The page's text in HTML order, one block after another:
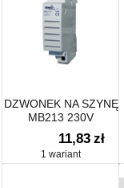
DZWONEK NA SZYNĘ
MB213 230V
11,83 zł
1 wariant